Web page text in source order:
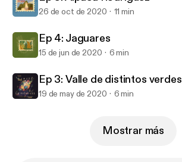
26 de oct de 2020 11 min
Ep 4: Jaguares
15 de jun de 2020 6 min
Ep 3: Valle de distintos verdes
19 de may de 2020 6 min
Mostrar más